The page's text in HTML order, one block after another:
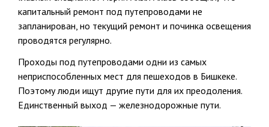
капитальный ремонт под путепроводами не
запланирован, но текущий ремонт и починка освещения
проводятся регулярно.
Проходы под путепроводами одни из самых
неприспособленных мест для пешеходов в Бишкеке.
Поэтому люди ищут другие пути для их преодоления.
Единственный выход — железнодорожные пути.